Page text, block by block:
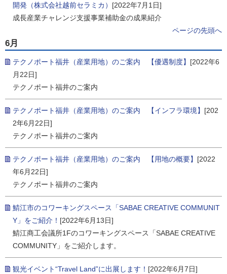
開発（株式会社越前セラミカ） [2022年7月1日]
成長産業チャレンジ支援事業補助金の成果紹介
ページの先頭へ
6月
テクノポート福井（産業用地）のご案内 【優遇制度】 [2022年6
月22日]
テクノポート福井のご案内
テクノポート福井（産業用地）のご案内 【インフラ環境】 [202
2年6月22日]
テクノポート福井のご案内
テクノポート福井（産業用地）のご案内 【用地の概要】 [2022
年6月22日]
テクノポート福井のご案内
鯖江市のコワーキングスペース「SABAE CREATIVE COMMUNIT
Y」をご紹介！ [2022年6月13日]
鯖江商工会議所1Fのコワーキングスペース「SABAE CREATIVE
COMMUNITY」をご紹介します。
観光イベント“Travel Land”に出展します！ [2022年6月7日]